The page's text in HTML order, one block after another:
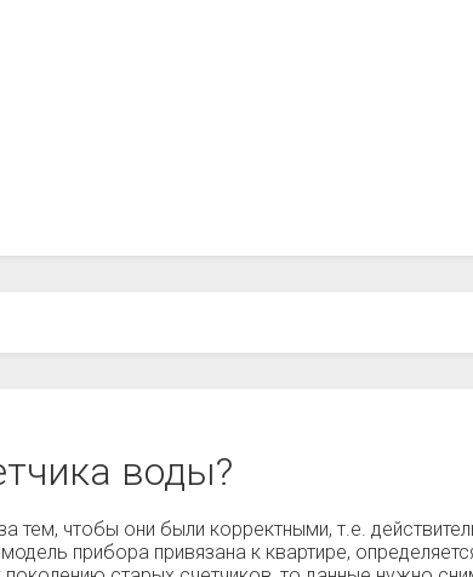
воды?
тем, чтобы они были корректными, т.е.
прибора привязана к квартире,